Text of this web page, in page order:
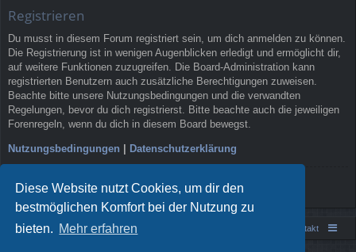
Diese Website nutzt Cookies, um dir den
bestmöglichen Komfort bei der Nutzung zu
bieten. Mehr erfahren
Registrieren
Du musst in diesem Forum registriert sein, um dich anmelden zu können.
Die Registrierung ist in wenigen Augenblicken erledigt und ermöglicht dir,
auf weitere Funktionen zuzugreifen. Die Board-Administration kann
registrierten Benutzern auch zusätzliche Berechtigungen zuweisen.
Beachte bitte unsere Nutzungsbedingungen und die verwandten
Regelungen, bevor du dich registrierst. Bitte beachte auch die jeweiligen
Forenregeln, wenn du dich in diesem Board bewegst.
Nutzungsbedingungen | Datenschutzerklärung
Registrieren
Portal Foren-Übersicht Kontakt